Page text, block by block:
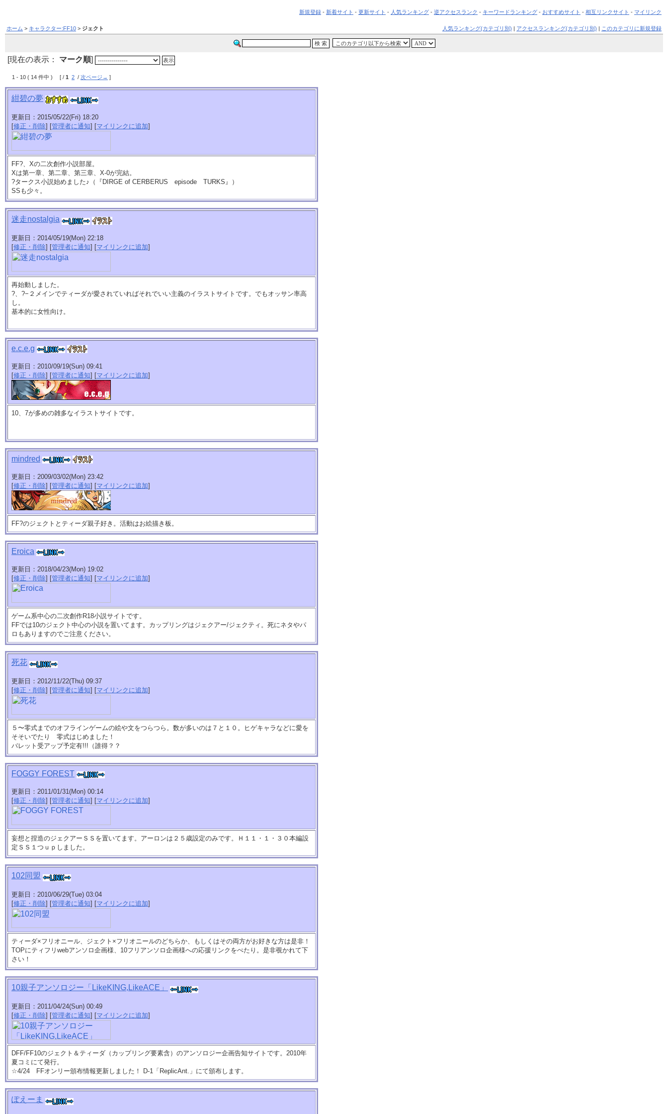
新規登録 - 新着サイト - 更新サイト - 人気ランキング - 逆アクセスランク - キーワードランキング - おすすめサイト - 相互リンクサイト - マイリンク
ホーム > キャラクター:FF10 > ジェクト 人気ランキング(カテゴリ別) | アクセスランキング(カテゴリ別) | このカテゴリに新規登録
[現在の表示： マーク順]
1 - 10 ( 14 件中 ) [ / 1 2 / 次ページ→ ]
紺碧の夢
更新日：2015/05/22(Fri) 18:20
[修正・削除] [管理者に通知] [マイリンクに追加]
FF?、Xの二次創作小説部屋。
Xは第一章、第二章、第三章、X-0が完結。
?タークス小説始めました♪（『DIRGE of CERBERUS episode TURKS』）
SSも少々。
迷走nostalgia
更新日：2014/05/19(Mon) 22:18
[修正・削除] [管理者に通知] [マイリンクに追加]
再始動しました。
?、?−２メインでティーダが愛されていればそれでいい主義のイラストサイトです。でもオッサン率高
し。
基本的に女性向け。
e.c.e.g
更新日：2010/09/19(Sun) 09:41
[修正・削除] [管理者に通知] [マイリンクに追加]
10、7が多めの雑多なイラストサイトです。
mindred
更新日：2009/03/02(Mon) 23:42
[修正・削除] [管理者に通知] [マイリンクに追加]
FF?のジェクトとティーダ親子好き。活動はお絵描き板。
Eroica
更新日：2018/04/23(Mon) 19:02
[修正・削除] [管理者に通知] [マイリンクに追加]
ゲーム系中心の二次創作R18小説サイトです。
FFでは10のジェクト中心の小説を置いてます。カップリングはジェクアー/ジェクティ。死にネタやパ
ロもありますのでご注意ください。
死花
更新日：2012/11/22(Thu) 09:37
[修正・削除] [管理者に通知] [マイリンクに追加]
５〜零式までのオフラインゲームの絵や文をつらつら。数が多いのは７と１０。ヒゲキャラなどに愛を
そそいでたり 零式はじめました！
バレット受アップ予定有!!!（誰得？？
FOGGY FOREST
更新日：2011/01/31(Mon) 00:14
[修正・削除] [管理者に通知] [マイリンクに追加]
妄想と捏造のジェクアーＳＳを置いてます。アーロンは２５歳設定のみです。Ｈ１１・１・３０本編設
定ＳＳ１つｕｐしました。
102同盟
更新日：2010/06/29(Tue) 03:04
[修正・削除] [管理者に通知] [マイリンクに追加]
ティーダ×フリオニール、ジェクト×フリオニールのどちらか、もしくはその両方がお好きな方は是非！
TOPにティフリwebアンソロ企画様、10フリアンソロ企画様への応援リンクをぺたり。是非覗かれて下
さい！
10親子アンソロジー「LikeKING,LikeACE」
更新日：2011/04/24(Sun) 00:49
[修正・削除] [管理者に通知] [マイリンクに追加]
DFF/FF10のジェクト＆ティーダ（カップリング要素含）のアンソロジー企画告知サイトです。2010年
夏コミにて発行。
☆4/24 FFオンリー頒布情報更新しました！ D-1「ReplicAnt.」にて頒布します。
ぽえーま